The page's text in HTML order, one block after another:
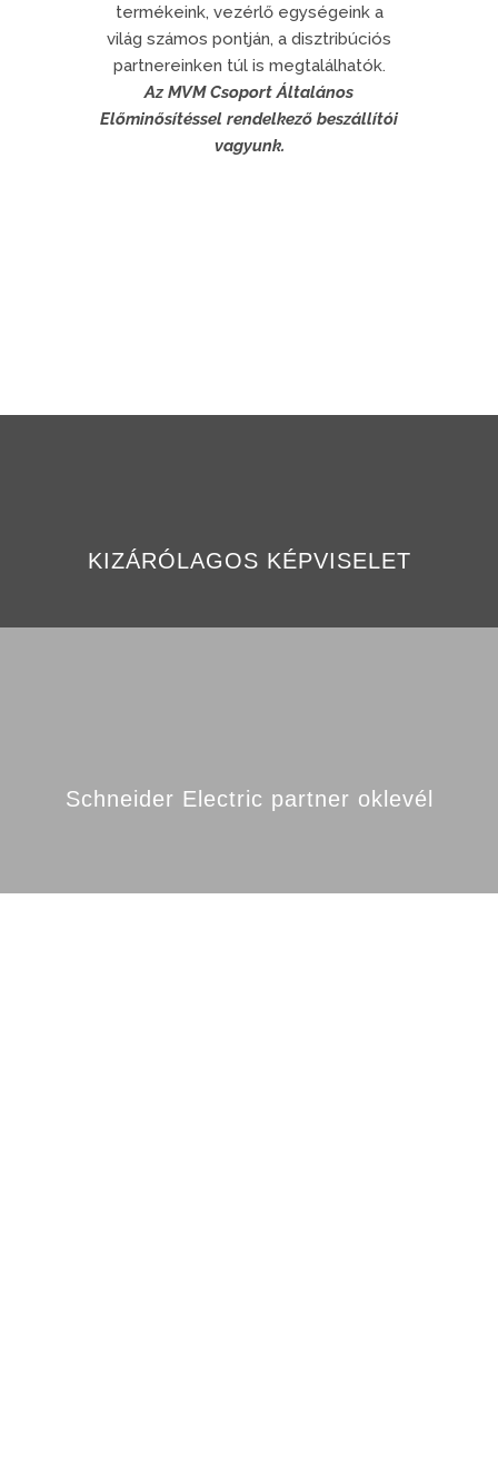
termékeink, vezérlő egységeink a
világ számos pontján, a disztribúciós
partnereinken túl is megtalálhatók.
Az MVM Csoport Általános
Előminősítéssel rendelkező beszállítói
vagyunk.
KIZÁRÓLAGOS KÉPVISELET
Schneider Electric partner oklevél